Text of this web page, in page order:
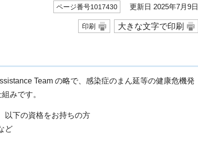
ページ番号1017430 更新日 2025年7月9日
印刷 大きな文字で印刷
Team の略で、感染症のまん延等の健康危機発
みです。
以下の資格をお持ちの方
ど